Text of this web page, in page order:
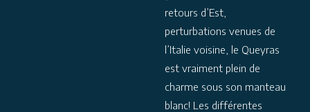
retours d’Est,
perturbations venues de
l’Italie voisine, le Queyras
est vraiment plein de
charme sous son manteau
blanc! Les différentes